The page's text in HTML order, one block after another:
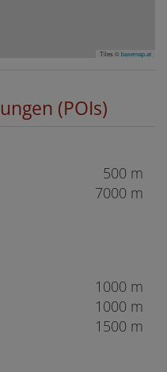
Tiles ©basemap.at
(POIs)
500 m
7000 m
1000 m
1000 m
1500 m